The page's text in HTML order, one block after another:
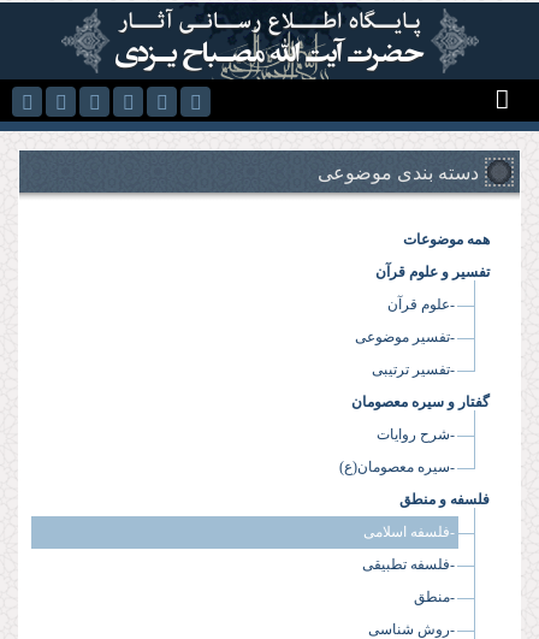
رفتن به محتوای اصلی
دسته بندی موضوعی
همه موضوعات
تفسیر و علوم قرآن
-علوم قرآن
-تفسیر موضوعی
-تفسیر ترتیبی
گفتار و سیره معصومان
-شرح روایات
-سیره معصومان(ع)
فلسفه و منطق
-فلسفه اسلامی
-فلسفه تطبیقی
-منطق
-روش شناسی